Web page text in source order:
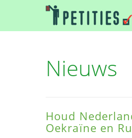
Nieuws
Houd
Oekraïne en